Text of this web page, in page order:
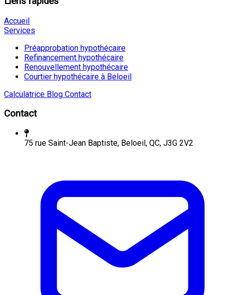
Accueil
Services
Préapprobation hypothécaire
Refinancement hypothécaire
Renouvellement hypothécaire
Courtier hypothécaire à Beloeil
Calculatrice Blog Contact
Contact
75 rue Saint-Jean Baptiste, Beloeil, QC, J3G 2V2